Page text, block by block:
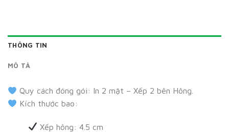
THÔNG TIN
MÔ TẢ
Quy cách đóng gói: In 2 mặt – Xếp 2 bên Hông.
Kích thước bao:
Xếp hông: 4.5 cm